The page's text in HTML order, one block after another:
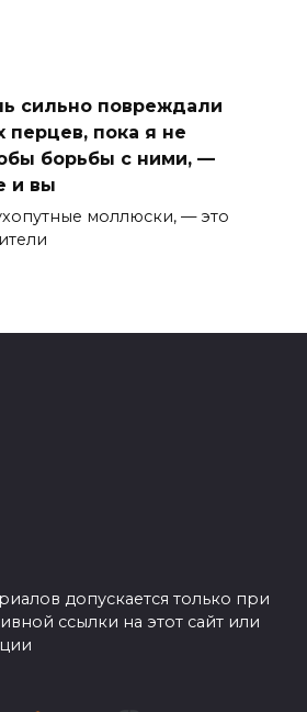
сильно повреждали
перцев, пока я не
борьбы с ними, —
и вы
моллюски, — это
допускается только при
ссылки на этот сайт или